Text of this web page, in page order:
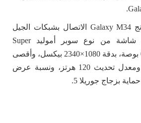
ويدعم هاتف سامسونج Galaxy M34 الاتصال بشبكات الجيل
الخامس 5G، ويقدم شاشة من نوع سوبر أموليد Super
AMOLED بقياس 6,5 بوصة، بدقة 1080×2340 بيكسل، وأقصى
سطوع 1000 شمعة، ومعدل تحديث 120 هرتز، ونسبة عرض